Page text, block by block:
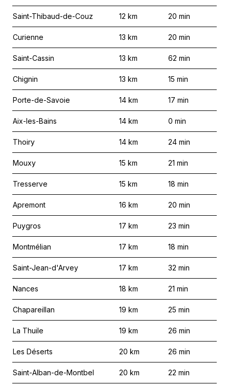
Saint-Thibaud-de-Couz 12 km 20 min
Curienne 13 km 20 min
Saint-Cassin 13 km 62 min
Chignin 13 km 15 min
Porte-de-Savoie 14 km 17 min
Aix-les-Bains 14 km 0 min
Thoiry 14 km 24 min
Mouxy 15 km 21 min
Tresserve 15 km 18 min
Apremont 16 km 20 min
Puygros 17 km 23 min
Montmélian 17 km 18 min
Saint-Jean-d'Arvey 17 km 32 min
Nances 18 km 21 min
Chapareillan 19 km 25 min
La Thuile 19 km 26 min
Les Déserts 20 km 26 min
Saint-Alban-de-Montbel 20 km 22 min